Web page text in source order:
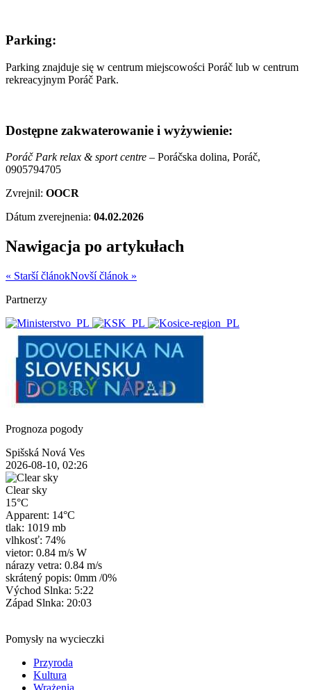
Parking:
Parking znajduje się w centrum miejscowości Poráč lub w centrum
rekreacyjnym Poráč Park.
Dostępne zakwaterowanie i wyżywienie:
Poráč Park relax & sport centre – Poráčska dolina, Poráč,
0905794705
Zvrejnil: OOCR
Dátum zverejnenia: 04.02.2026
Nawigacja po artykułach
« Starší článokNovší článok »
Partnerzy
Prognoza pogody
Spišská Nová Ves
2026-08-10, 02:26
Clear sky
15°C
Apparent: 14°C
tlak: 1019 mb
vlhkosť: 74%
vietor: 0.84 m/s W
nárazy vetra: 0.84 m/s
skrátený popis: 0mm /0%
Východ Slnka: 5:22
Západ Slnka: 20:03
Pomysły na wycieczki
Przyroda
Kultura
Wrażenia